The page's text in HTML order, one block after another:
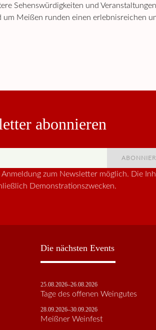
Sehenswürdigkeiten und
Meißen runden einen erlebnisreichen
abonnieren
Anmeldung zum Newsletter möglich. Die
Demonstrationszwecken.
Die nächsten Events
25.08.2026–26.08.2026
Tage des offenen Weingutes
28.09.2026–30.09.2026
Meißner Weinfest